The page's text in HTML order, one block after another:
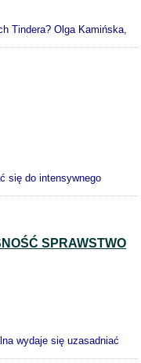
Tindera? Olga Kamińska,
się do intensywnego
SPRAWSTWO
wydaje się uzasadniać